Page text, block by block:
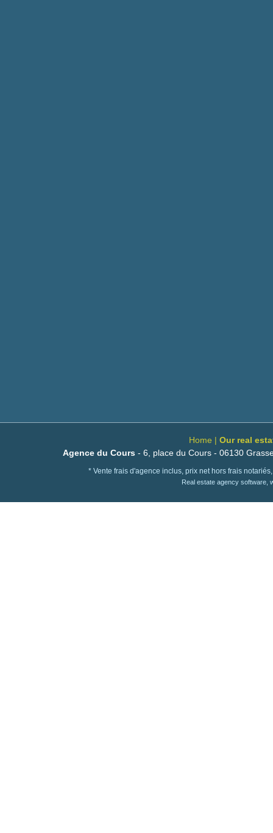
Home |Our real
Agence du Cours - 6, place du Cours - 06130
* Vente frais d'agence inclus, prix net hors frais
Real estate agency software,